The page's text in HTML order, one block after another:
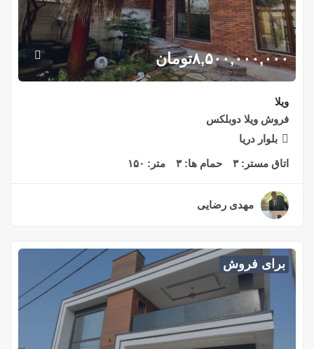
۸,۵۰۰,۰۰۰,۰۰۰تومان
ویلا
فروش ویلا دوبلکس
بلوار دریا
اتاق مستر:۳ حمام ها:۳ متر: ۱۵۰
مهدی رضایی
برای فروش